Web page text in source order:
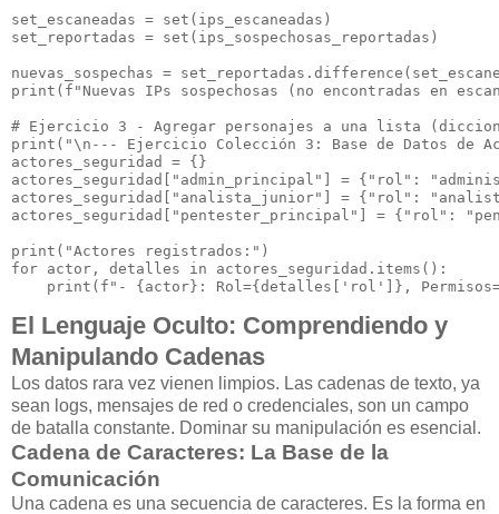
set_escaneadas = set(ips_escaneadas)
set_reportadas = set(ips_sospechosas_reportadas)
nuevas_sospechas =
print(f"Nuevas IPs sospechosas (no encontradas en
# Ejercicio 3 - Agregar personajes a una lista
print("\n--- Ejercicio Colección 3: Base de Datos de
actores_seguridad = {}
actores_seguridad["admin_principal"] = {"rol":
actores_seguridad["analista_junior"] = {"rol":
actores_seguridad["pentester_principal"] = {"rol":
print("Actores registrados:")
for actor, detalles in actores_seguridad.items():
El Lenguaje Oculto: Comprendiendo y
Manipulando Cadenas
Los datos rara vez vienen limpios. Las cadenas de texto, ya
sean logs, mensajes de red o credenciales, son un campo
de batalla constante. Dominar su manipulación es esencial.
Cadena de Caracteres: La Base de la
Comunicación
Una cadena es una secuencia de caracteres. Es la forma en